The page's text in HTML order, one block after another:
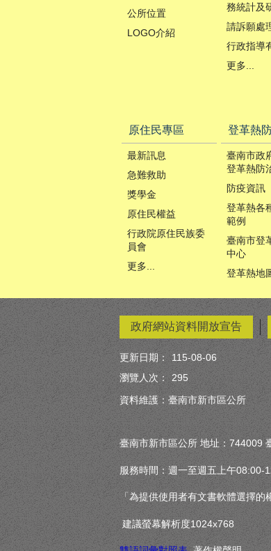
公所位置
LOGO介紹
務統計及
請訴願處
行政指導
更多...
原住民專區
最新訊息
急難救助
獎學金
原住民權益
行政院原住民族委
員會
更多...
登革熱
臺南市政
登革熱防
防疫資訊
登革熱各
範例
臺南市登
中心
登革熱地
政府網站資料開放宣告
更新日期：
115-08-06
瀏覽人次：
295
資料維護：臺南市新市區公所
臺南市新市區公所 地址：
服務時間：週一至週五上午08:00-
「為提供使用者有文書軟體選擇
建議螢幕解析度1024x768